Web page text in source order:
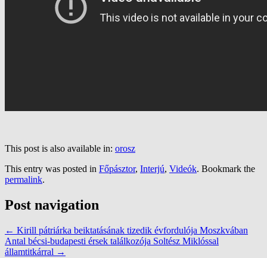
This post is also available in: orosz
This entry was posted in Főpásztor, Interjú, Videók. Bookmark the
permalink.
Post navigation
← Kirill pátriárka beiktatásának tizedik évfordulója Moszkvában
Antal bécsi-budapesti érsek találkozója Soltész Miklóssal
államtitkárral →